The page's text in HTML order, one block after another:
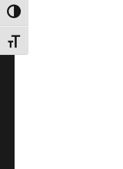
UMSCHALTEN AUF
SCHRIFT